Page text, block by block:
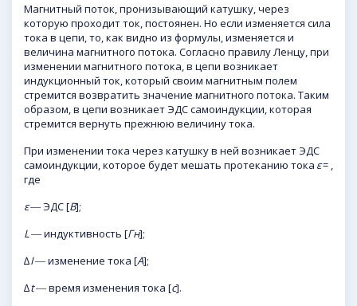
Магнитный поток, пронизывающий катушку, через
которую проходит ток, постоянен. Но если изменяется сила
тока в цепи, то, как видно из формулы, изменяется и
величина магнитного потока. Согласно правилу Ленцу, при
изменении магнитного потока, в цепи возникает
индукционный ток, который своим магнитным полем
стремится возвратить значение магнитного потока. Таким
образом, в цепи возникает ЭДС самоиндукции, которая
стремится вернуть прежнюю величину тока.
При изменении тока через катушку в ней возникает ЭДС
самоиндукции, которое будет мешать протеканию тока ε= ,
где
ε― ЭДС [В];
L ― индуктивность [Гн];
∆I― изменение тока [А];
∆t― время изменения тока [с].